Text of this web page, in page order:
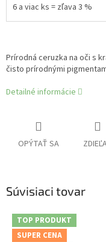
6 a viac ks = zľava 3 %
Prírodná ceruzka na oči s
čisto prírodnými
Detailné informácie
OPÝTAŤ SA
Súvisiaci tovar
TOP PRODUKT
SUPER CENA